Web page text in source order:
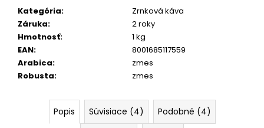
Kategória:
Zrnková káva
Záruka:
2 roky
Hmotnosť:
1 kg
EAN:
8001685117559
Arabica:
zmes
Robusta: zmes
Popis Súvisiace (4)
Podobné (4)